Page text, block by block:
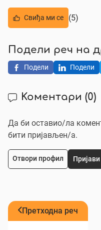
Свиђа ми се (5)
Подели реч на
Подели Подели
Коментари (0)
Да би оставио/ла
бити пријављен/a.
Отвори профил Пријави
Претходна реч